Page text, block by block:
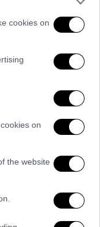
cookies on
on
the website